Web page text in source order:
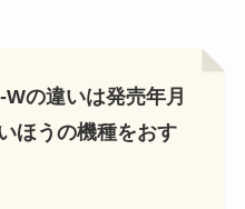
の違いは発売年月
ほうの機種をおす